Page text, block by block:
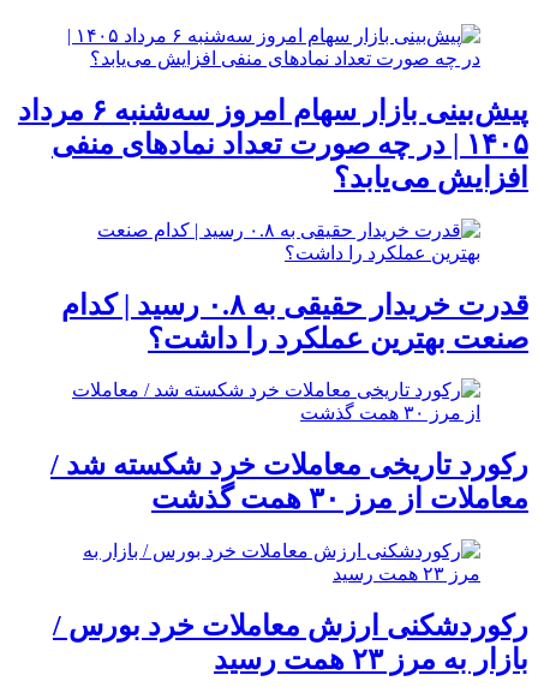
پیش‌بینی بازار سهام امروز سه‌شنبه ۶ مرداد
۱۴۰۵ | در چه صورت تعداد نماد‌های منفی
افزایش می‌یابد؟
قدرت خریدار حقیقی به ۰.۸ رسید | کدام
صنعت بهترین عملکرد را داشت؟
رکورد تاریخی معاملات خرد شکسته شد /
معاملات از مرز ۳۰ همت گذشت
رکوردشکنی ارزش معاملات خرد بورس /
بازار به مرز ۲۳ همت رسید